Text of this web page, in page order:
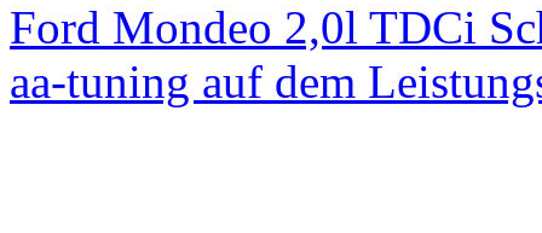
Ford Mondeo 2,0l TDCi
aa-tuning auf dem